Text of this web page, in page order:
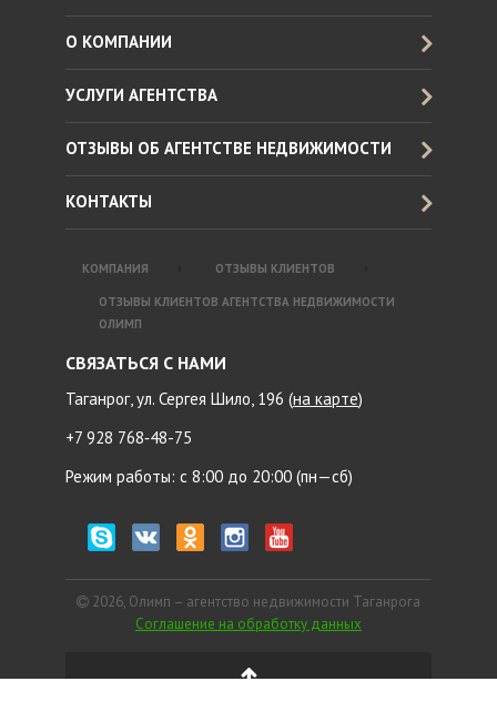
О КОМПАНИИ
УСЛУГИ АГЕНТСТВА
ОТЗЫВЫ ОБ АГЕНТСТВЕ НЕДВИЖИМОСТИ
КОНТАКТЫ
КОМПАНИЯ ОТЗЫВЫ КЛИЕНТОВ
ОТЗЫВЫ КЛИЕНТОВ АГЕНТСТВА НЕДВИЖИМОСТИ
ОЛИМП
СВЯЗАТЬСЯ С НАМИ
Таганрог, ул. Сергея Шило, 196 (на карте)
+7 928 768‑48-75
Режим работы: с 8:00 до 20:00 (пн—сб)
2026, Олимп – агентство недвижимости Таганрога
Соглашение на обработку данных